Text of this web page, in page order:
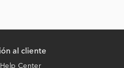
al cliente
Help Center